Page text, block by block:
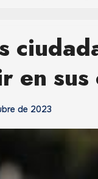
en sus
de 2023